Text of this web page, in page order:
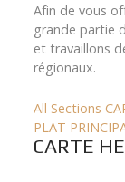
Afin de vous
grande partie
et travaillons
régionaux.
All Sections
PLAT
CARTE